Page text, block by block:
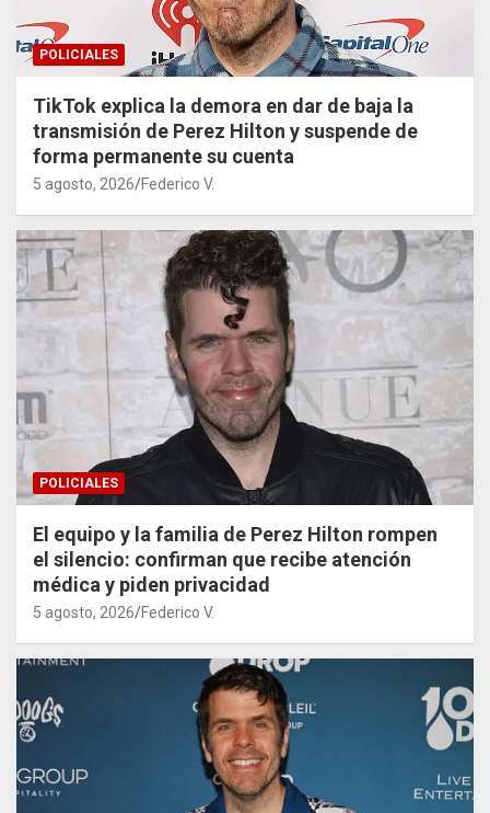
POLICIALES
TikTok explica la demora en dar de baja la
transmisión de Perez Hilton y suspende de
forma permanente su cuenta
5 agosto, 2026 Federico V.
POLICIALES
El equipo y la familia de Perez Hilton rompen
el silencio: confirman que recibe atención
médica y piden privacidad
5 agosto, 2026 Federico V.